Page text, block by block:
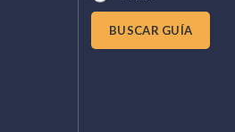
BUSCAR GUÍA